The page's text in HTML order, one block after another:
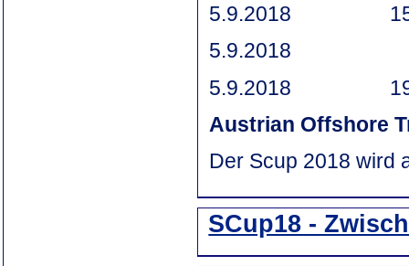
5.9.2018 1530
5.9.2018
5.9.2018 1900
Austrian Offshore
Der Scup 2018 wird
SCup18 -